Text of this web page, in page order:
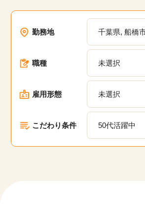
勤務地 千葉県, 船橋
職種 未選択
雇用形態 未選択
こだわり条件 50代活躍中